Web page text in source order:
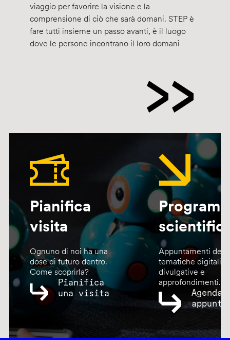
viaggio per favorire la visione e la
comprensione di ciò che sarà domani. STEP è
fare tutti insieme un passo avanti, è il luogo
dove le persone incontrano il loro domani
Pianifica
visita
Ognuno di noi ha una
dose di futuro dentro.
Come scoprirla?
Pianifica
una visita
Appuntamenti
tematiche digitali,
divulgative e
approfondimenti.
Agenda